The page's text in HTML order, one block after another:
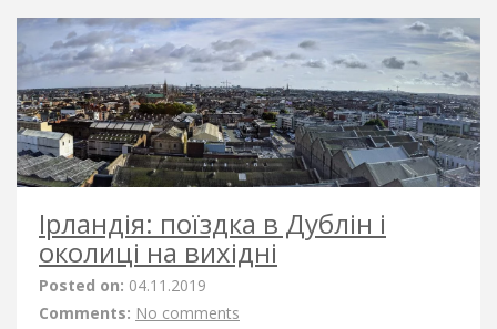
Ірландія: поїздка в Дублін і
околиці на вихідні
Posted on: 04.11.2019
Comments: No comments